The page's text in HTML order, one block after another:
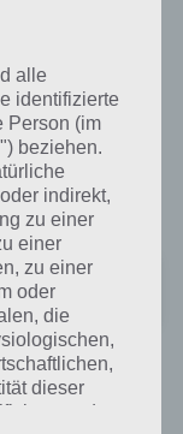
im Google
zum kostenlosen
wird. Auch bei
gut an.
im
alle
identifizierte
Person (im
beziehen.
indirekt,
zu einer
einer
zu einer
oder
die
dieser
werden